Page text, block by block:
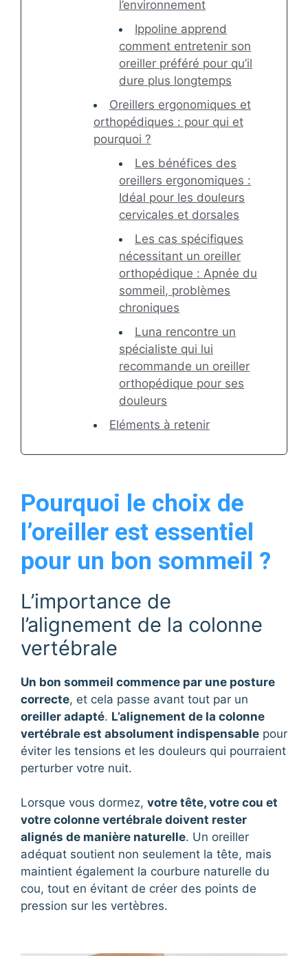
l’environnement
Ippoline apprend
comment entretenir son
oreiller préféré pour qu’il
dure plus longtemps
Oreillers ergonomiques et
orthopédiques : pour qui et
pourquoi ?
Les bénéfices des
oreillers ergonomiques :
Idéal pour les douleurs
cervicales et dorsales
Les cas spécifiques
nécessitant un oreiller
orthopédique : Apnée du
sommeil, problèmes
chroniques
Luna rencontre un
spécialiste qui lui
recommande un oreiller
orthopédique pour ses
douleurs
Eléments à retenir
Pourquoi le choix de
l’oreiller est essentiel
pour un bon sommeil ?
L’importance de
l’alignement de la colonne
vertébrale
Un bon sommeil commence par une posture
correcte, et cela passe avant tout par un
oreiller adapté. L’alignement de la colonne
vertébrale est absolument indispensable pour
éviter les tensions et les douleurs qui pourraient
perturber votre nuit.
Lorsque vous dormez, votre tête, votre cou et
votre colonne vertébrale doivent rester
alignés de manière naturelle. Un oreiller
adéquat soutient non seulement la tête, mais
maintient également la courbure naturelle du
cou, tout en évitant de créer des points de
pression sur les vertèbres.